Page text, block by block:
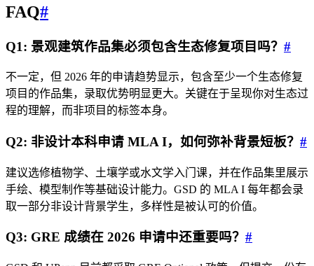
FAQ#
Q1: 景观建筑作品集必须包含生态修复项目吗？ #
不一定，但 2026 年的申请趋势显示，包含至少一个生态修复
项目的作品集，录取优势明显更大。关键在于呈现你对生态过
程的理解，而非项目的标签本身。
Q2: 非设计本科申请 MLA I，如何弥补背景短板？ #
建议选修植物学、土壤学或水文学入门课，并在作品集里展示
手绘、模型制作等基础设计能力。GSD 的 MLA I 每年都会录
取一部分非设计背景学生，多样性是被认可的价值。
Q3: GRE 成绩在 2026 申请中还重要吗？ #